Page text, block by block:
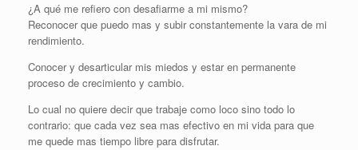
¿A qué me refiero con desafiarme a mi mismo?
Reconocer que puedo mas y subir constantemente la vara de mi
rendimiento.
Conocer y desarticular mis miedos y estar en permanente
proceso de crecimiento y cambio.
Lo cual no quiere decir que trabaje como loco sino todo lo
contrario: que cada vez sea mas efectivo en mi vida para que
me quede mas tiempo libre para disfrutar.